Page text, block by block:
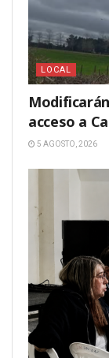
LOCAL
acceso a
5 AGOSTO, 2026